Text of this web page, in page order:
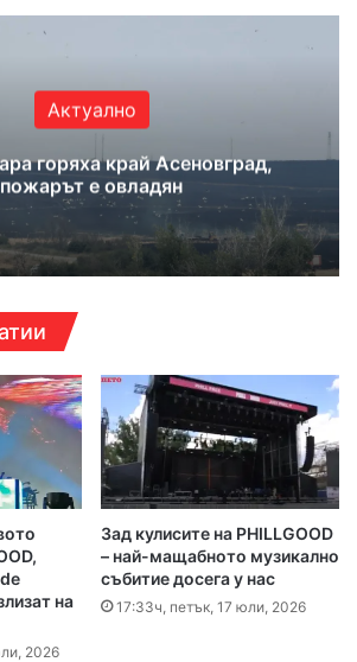
Актуално
горяха край Асеновград,
пожарът е овладян
на
2026
Зад кулисите на PHILLGOOD
– най-мащабното музикално
събитие досега у нас
17:33ч, петък, 17 юли, 2026